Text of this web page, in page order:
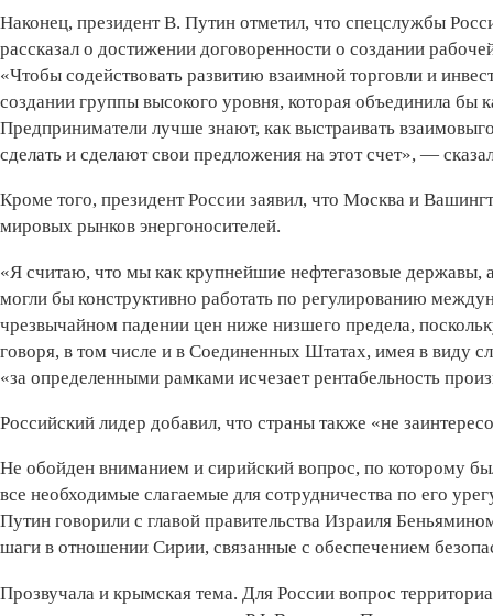
Наконец, президент В. Путин отметил, что спецслужбы
рассказал о достижении договоренности о создании
«Чтобы содействовать развитию взаимной торговли и
создании группы высокого уровня, которая объединила бы
Предприниматели лучше знают, как выстраивать
сделать и сделают свои предложения на этот счет», —
Кроме того, президент России заявил, что Москва и
мировых рынков энергоносителей.
«Я считаю, что мы как крупнейшие нефтегазовые
могли бы конструктивно работать по регулированию
чрезвычайном падении цен ниже низшего предела,
говоря, в том числе и в Соединенных Штатах, имея в виду
«за определенными рамками исчезает рентабельность
Российский лидер добавил, что страны также «не
Не обойден вниманием и сирийский вопрос, по которому
все необходимые слагаемые для сотрудничества по его
Путин говорили с главой правительства Израиля
шаги в отношении Сирии, связанные с обеспечением
Прозвучала и крымская тема. Для России вопрос